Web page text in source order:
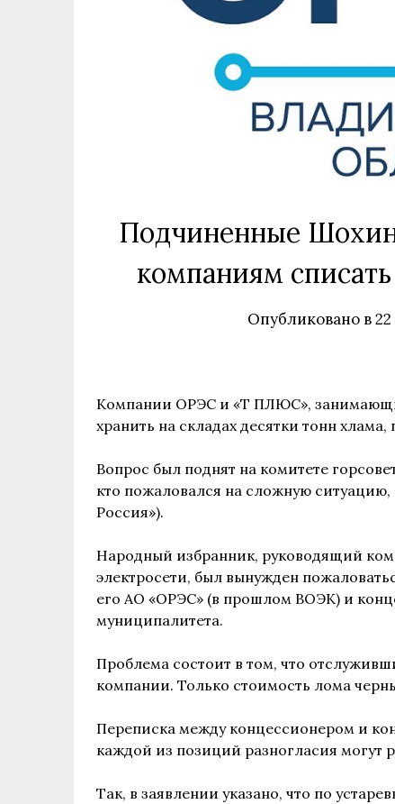
Подчиненные
компаниям
Опубликовано в
Компании ОРЭС и «Т ПЛЮС»,
хранить на складах десятки тонн
Вопрос был поднят на комитете
кто пожаловался на сложную
Россия»).
Народный избранник, руководящий
электросети, был вынужден
его АО «ОРЭС» (в прошлом ВОЭК) и
муниципалитета.
Проблема состоит в том, что
компании. Только стоимость лома
Переписка между концессионером и
каждой из позиций разногласия могут
Так, в заявлении указано, что по